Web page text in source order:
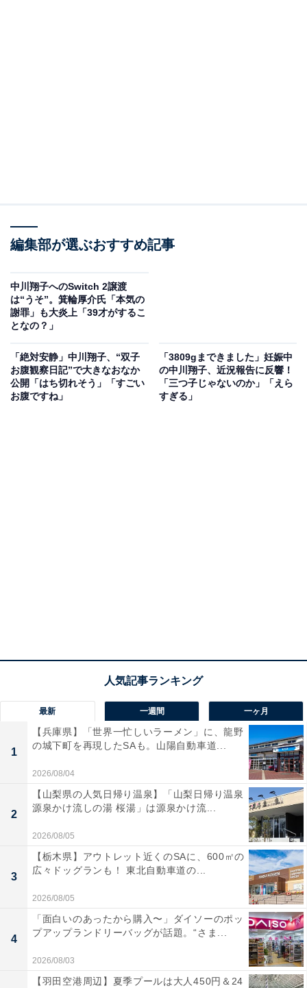
編集部が選ぶおすすめ記事
中川翔子へのSwitch 2譲渡
は“うそ”。箕輪厚介氏「本気の
謝罪」も大炎上「39才がするこ
となの？」
「絶対安静」中川翔子、“双子
お腹観察日記”で大きなおなか
公開「はち切れそう」「すごい
お腹ですね」
「3809gまできました」妊娠中
の中川翔子、近況報告に反響！
「三つ子じゃないのか」「えら
すぎる」
最新 一週間 一ヶ月
1
【兵庫県】「世界一忙しいラーメン」に、龍野
の城下町を再現したSAも。山陽自動車道...
2026/08/04
2
【山梨県の人気日帰り温泉】「山梨日帰り温泉
源泉かけ流しの湯 桜湯」は源泉かけ流...
2026/08/05
3
【栃木県】アウトレット近くのSAに、600㎡の
広々ドッグランも！ 東北自動車道の...
2026/08/05
4
「面白いのあったから購入〜」ダイソーのポッ
プアップランドリーバッグが話題。“さま...
2026/08/03
【羽田空港周辺】夏季プールは大人450円＆24